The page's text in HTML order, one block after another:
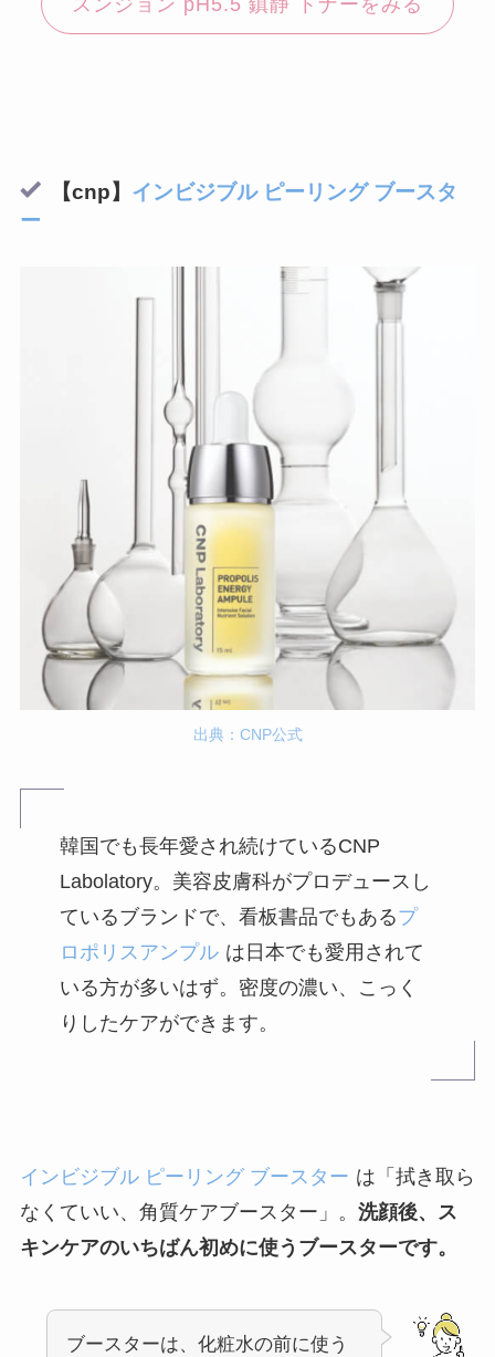
【cnp】 インビジブル ピーリング ブースタ
ー
出典：CNP公式
韓国でも長年愛され続けているCNP
Labolatory。美容皮膚科がプロデュースし
ているブランドで、看板書品でもあるプ
ロポリスアンプル は日本でも愛用されて
いる方が多いはず。密度の濃い、こっく
りしたケアができます。
インビジブル ピーリング ブースター は「拭き取ら
なくていい、角質ケアブースター」。 洗顔後、ス
キンケアのいちばん初めに使うブースターです。
ブースターは、化粧水の前に使う